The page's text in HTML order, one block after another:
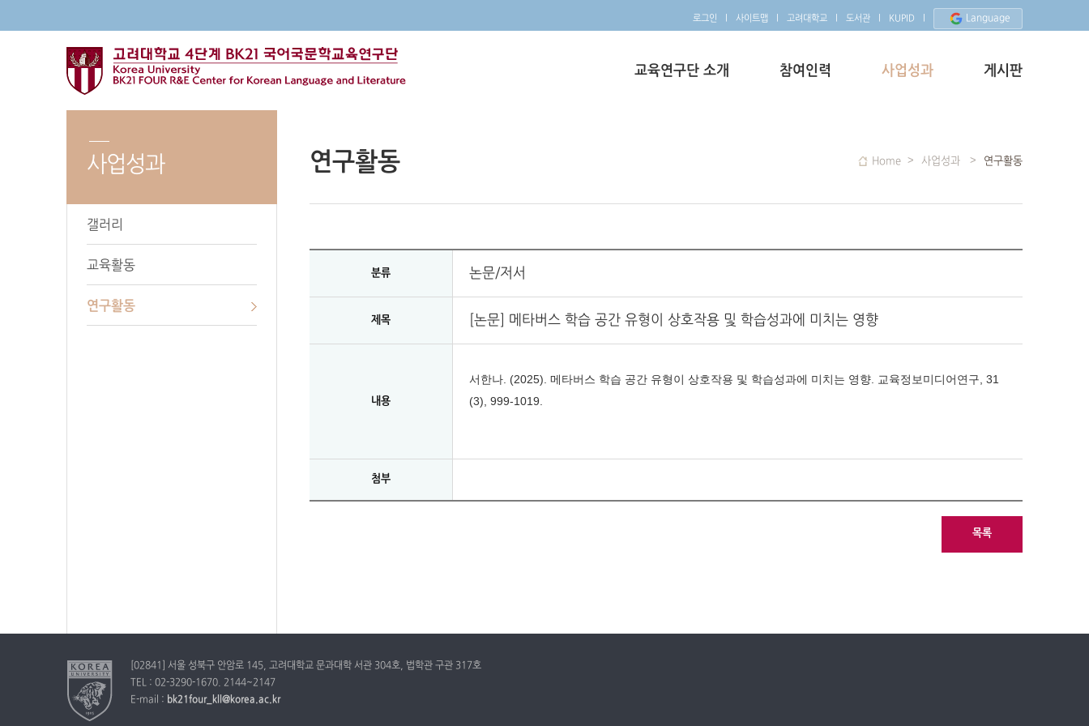
로그인 사이트맵 고려대학교 도서관 KUPID Language
교육연구단 소개 참여인력 사업성과 게시판
사업성과
갤러리
교육활동
연구활동
연구활동 Home 사업성과 연구활동
분류 논문/저서
제목 [논문] 메타버스 학습 공간 유형이 상호작용 및 학습성과에 미치는 영향
내용
서한나. (2025). 메타버스 학습 공간 유형이 상호작용 및 학습성과에 미치는 영향. 교육정보미디어연구, 31
(3), 999-1019.
첨부
목록
[02841] 서울 성북구 안암로 145, 고려대학교 문과대학 서관 304호, 법학관 구관 317호
TEL : 02-3290-1670. 2144~2147
E-mail : bk21four_kll@korea.ac.kr